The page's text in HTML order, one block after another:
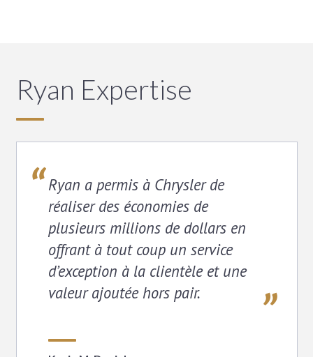
Ryan Expertise
Ryan a permis à Chrysler de
réaliser des économies de
plusieurs millions de dollars en
offrant à tout coup un service
d’exception à la clientèle et une
valeur ajoutée hors pair.